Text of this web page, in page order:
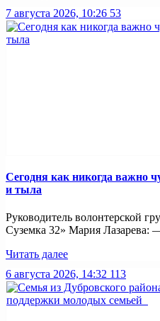
7 августа 2026, 10:26 53
Сегодня как никогда важно
и тыла
Руководитель волонтерской
Суземка 32» Мария Лазарева:
Читать далее
6 августа 2026, 14:32 113